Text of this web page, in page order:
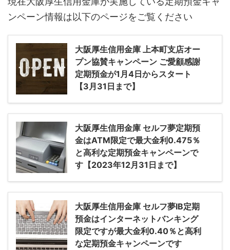
ンペーン情報は以下のページをご覧ください
大阪厚生信用金庫 上本町支店オー
プン協賛キャンペーン ご愛顧感謝
定期預金が1月4日からスタート
【3月31日まで】
大阪厚生信用金庫 セルフ夢定期預
金はATM限定で最大金利0.475％
と高利な定期預金キャンペーンで
す【2023年12月31日まで】
大阪厚生信用金庫 セルフ夢IB定期
預金はインターネットバンキング
限定ですが最大金利0.40％と高利
な定期預金キャンペーンです